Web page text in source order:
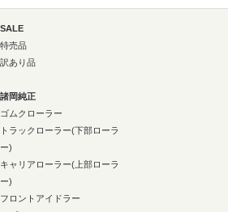
SALE
特売品
訳あり品
諸岡純正
ゴムクローラー
トラックローラー(下部ローラ
ー)
キャリアローラー(上部ローラ
ー)
フロントアイドラー